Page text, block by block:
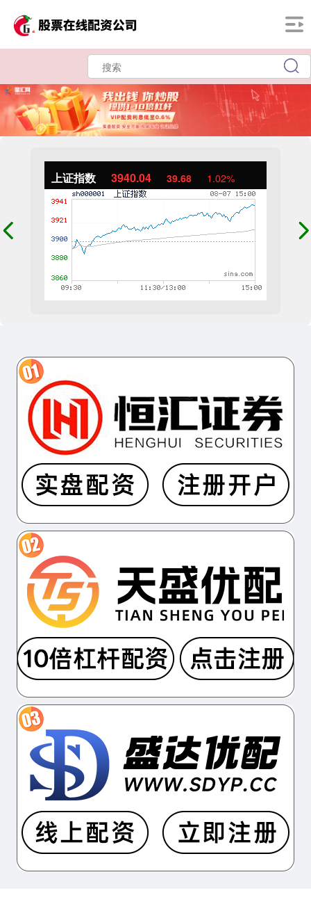
上证指数 3940.04 39.68 1.02%